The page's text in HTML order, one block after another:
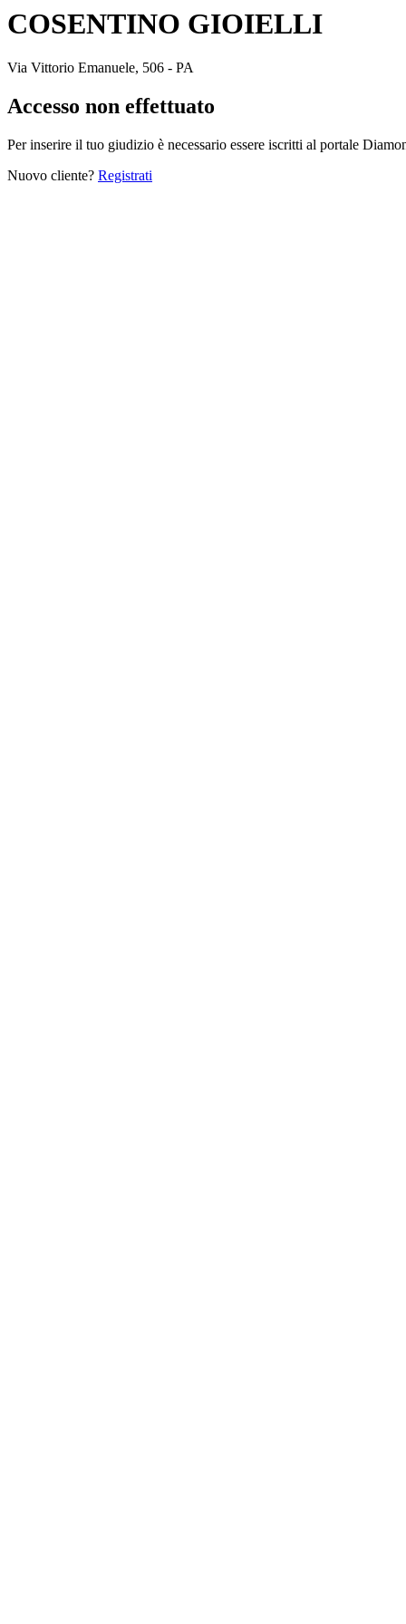
COSENTINO GIOIELLI
Via Vittorio Emanuele, 506 - PA
Accesso non effettuato
Per inserire il tuo giudizio è necessario essere iscritti al portale
Nuovo cliente? Registrati